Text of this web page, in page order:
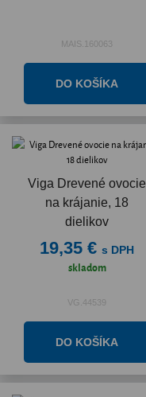
MAIS.160063
Viga Drevené ovocie
na krájanie, 18
dielikov
19,35 € s DPH
skladom
VG.44539